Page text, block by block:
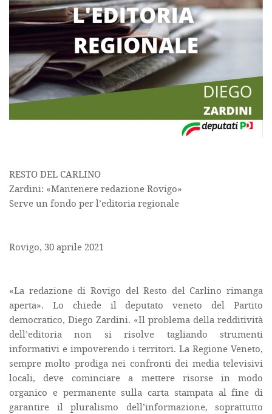
RESTO DEL CARLINO
Zardini: «Mantenere redazione Rovigo»
Serve un fondo per l’editoria regionale
Rovigo, 30 aprile 2021
«La redazione di Rovigo del Resto del Carlino rimanga
aperta». Lo chiede il deputato veneto del Partito
democratico, Diego Zardini. «Il problema della redditività
dell’editoria non si risolve tagliando strumenti
informativi e impoverendo i territori. La Regione Veneto,
sempre molto prodiga nei confronti dei media televisivi
locali, deve cominciare a mettere risorse in modo
organico e permanente sulla carta stampata al fine di
garantire il pluralismo dell’informazione, soprattutto